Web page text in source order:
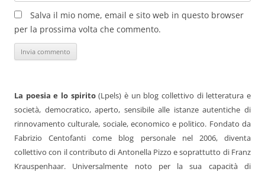
Salva il mio nome, email e sito web in questo browser
per la prossima volta che commento.
La poesia e lo spirito(Lpels) è un blog collettivo di letteratura e
società, democratico, aperto, sensibile alle istanze autentiche di
rinnovamento culturale, sociale, economico e politico. Fondato da
Fabrizio Centofanti come blog personale nel 2006, diventa
collettivo con il contributo di Antonella Pizzo e soprattutto di Franz
Krauspenhaar. Universalmente noto per la sua capacità di